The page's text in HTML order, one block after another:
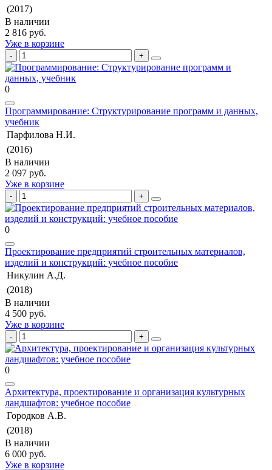
(2017)
В наличии
2 816 руб.
Уже в корзине
0
Программирование: Структурирование программ и данных,
учебник
Парфилова Н.И.
(2016)
В наличии
2 097 руб.
Уже в корзине
0
Проектирование предприятий строительных материалов,
изделий и конструкций: учебное пособие
Никулин А.Д.
(2018)
В наличии
4 500 руб.
Уже в корзине
0
Архитектура, проектирование и организация культурных
ландшафтов: учебное пособие
Городков А.В.
(2018)
В наличии
6 000 руб.
Уже в корзине